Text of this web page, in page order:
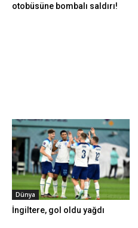
otobüsüne bombalı saldırı!
Dünya
İngiltere, gol oldu yağdı